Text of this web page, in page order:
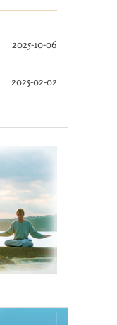
2025-10-06
2025-02-02